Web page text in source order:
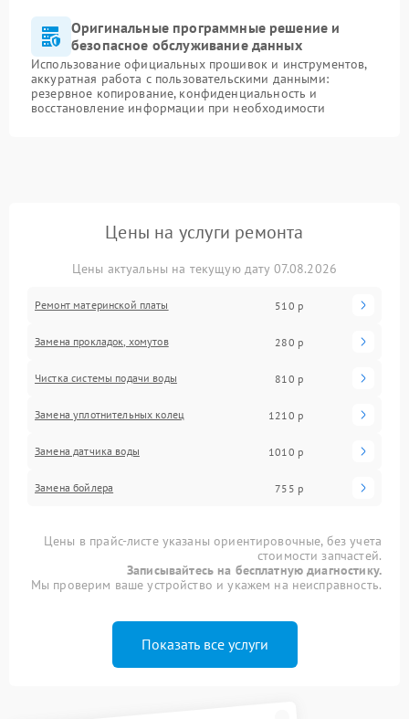
Оригинальные программные решение и
безопасное обслуживание данных
Использование официальных прошивок и инструментов,
аккуратная работа с пользовательскими данными:
резервное копирование, конфиденциальность и
восстановление информации при необходимости
Цены на услуги ремонта
Цены актуальны на текущую дату 07.08.2026
Ремонт материнской платы 510 р
Замена прокладок, хомутов 280 р
Чистка системы подачи воды 810 р
Замена уплотнительных колец 1210 р
Замена датчика воды 1010 р
Замена бойлера 755 р
Цены в прайс-листе указаны ориентировочные, без учета
стоимости запчастей.
Записывайтесь на бесплатную диагностику.
Мы проверим ваше устройство и укажем на неисправность.
Показать все услуги